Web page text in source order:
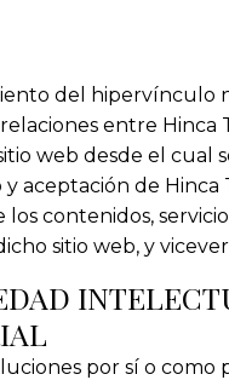
del hipervínculo
entre Hinca
web desde el cual
aceptación de Hinca
los contenidos,
sitio web, y
por sí o como